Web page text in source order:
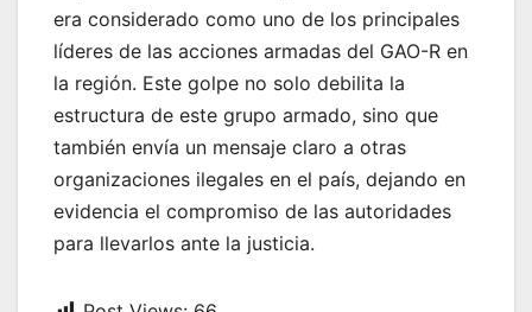
era considerado como uno de los principales
líderes de las acciones armadas del GAO-R en
la región. Este golpe no solo debilita la
estructura de este grupo armado, sino que
también envía un mensaje claro a otras
organizaciones ilegales en el país, dejando en
evidencia el compromiso de las autoridades
para llevarlos ante la justicia.